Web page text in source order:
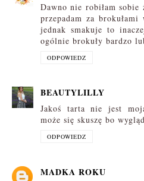
Dawno nie robiłam
przepadam za
jednak smakuje to
ogólnie brokuły bardzo
ODPOWIEDZ
BEAUTYLILLY
Jakoś tarta nie jest
może się skuszę bo
ODPOWIEDZ
MADKA ROKU